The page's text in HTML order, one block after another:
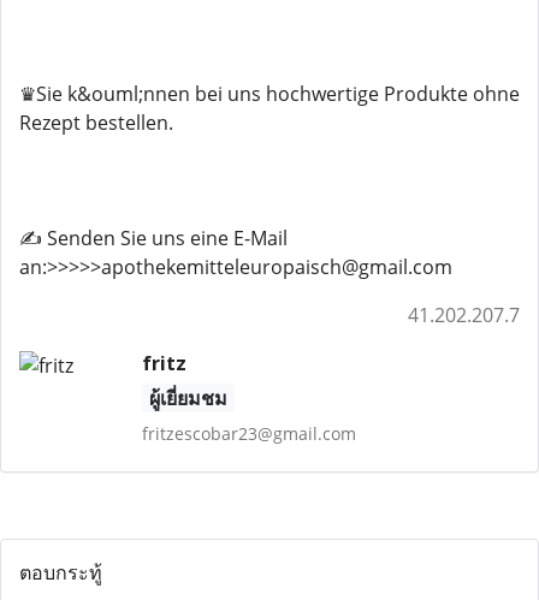
♛Sie k&ouml;nnen bei uns hochwertige Produkte ohne
Rezept bestellen.
✍️ Senden Sie uns eine E-Mail
an:>>>>>apothekemitteleuropaisch@gmail.com
41.202.207.7
fritz
ผู้เยี่ยมชม
fritzescobar23@gmail.com
ตอบกระทู้